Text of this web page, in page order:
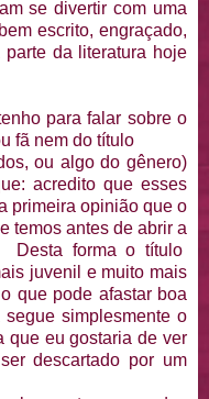
se divertir com uma
escrito, engraçado,
da literatura hoje
para falar sobre o
fã nem do título
ou algo do gênero)
acredito que esses
primeira opinião que o
temos antes de abrir a
Desta forma o título
juvenil e muito mais
que pode afastar boa
simplesmente o
que eu gostaria de ver
descartado por um